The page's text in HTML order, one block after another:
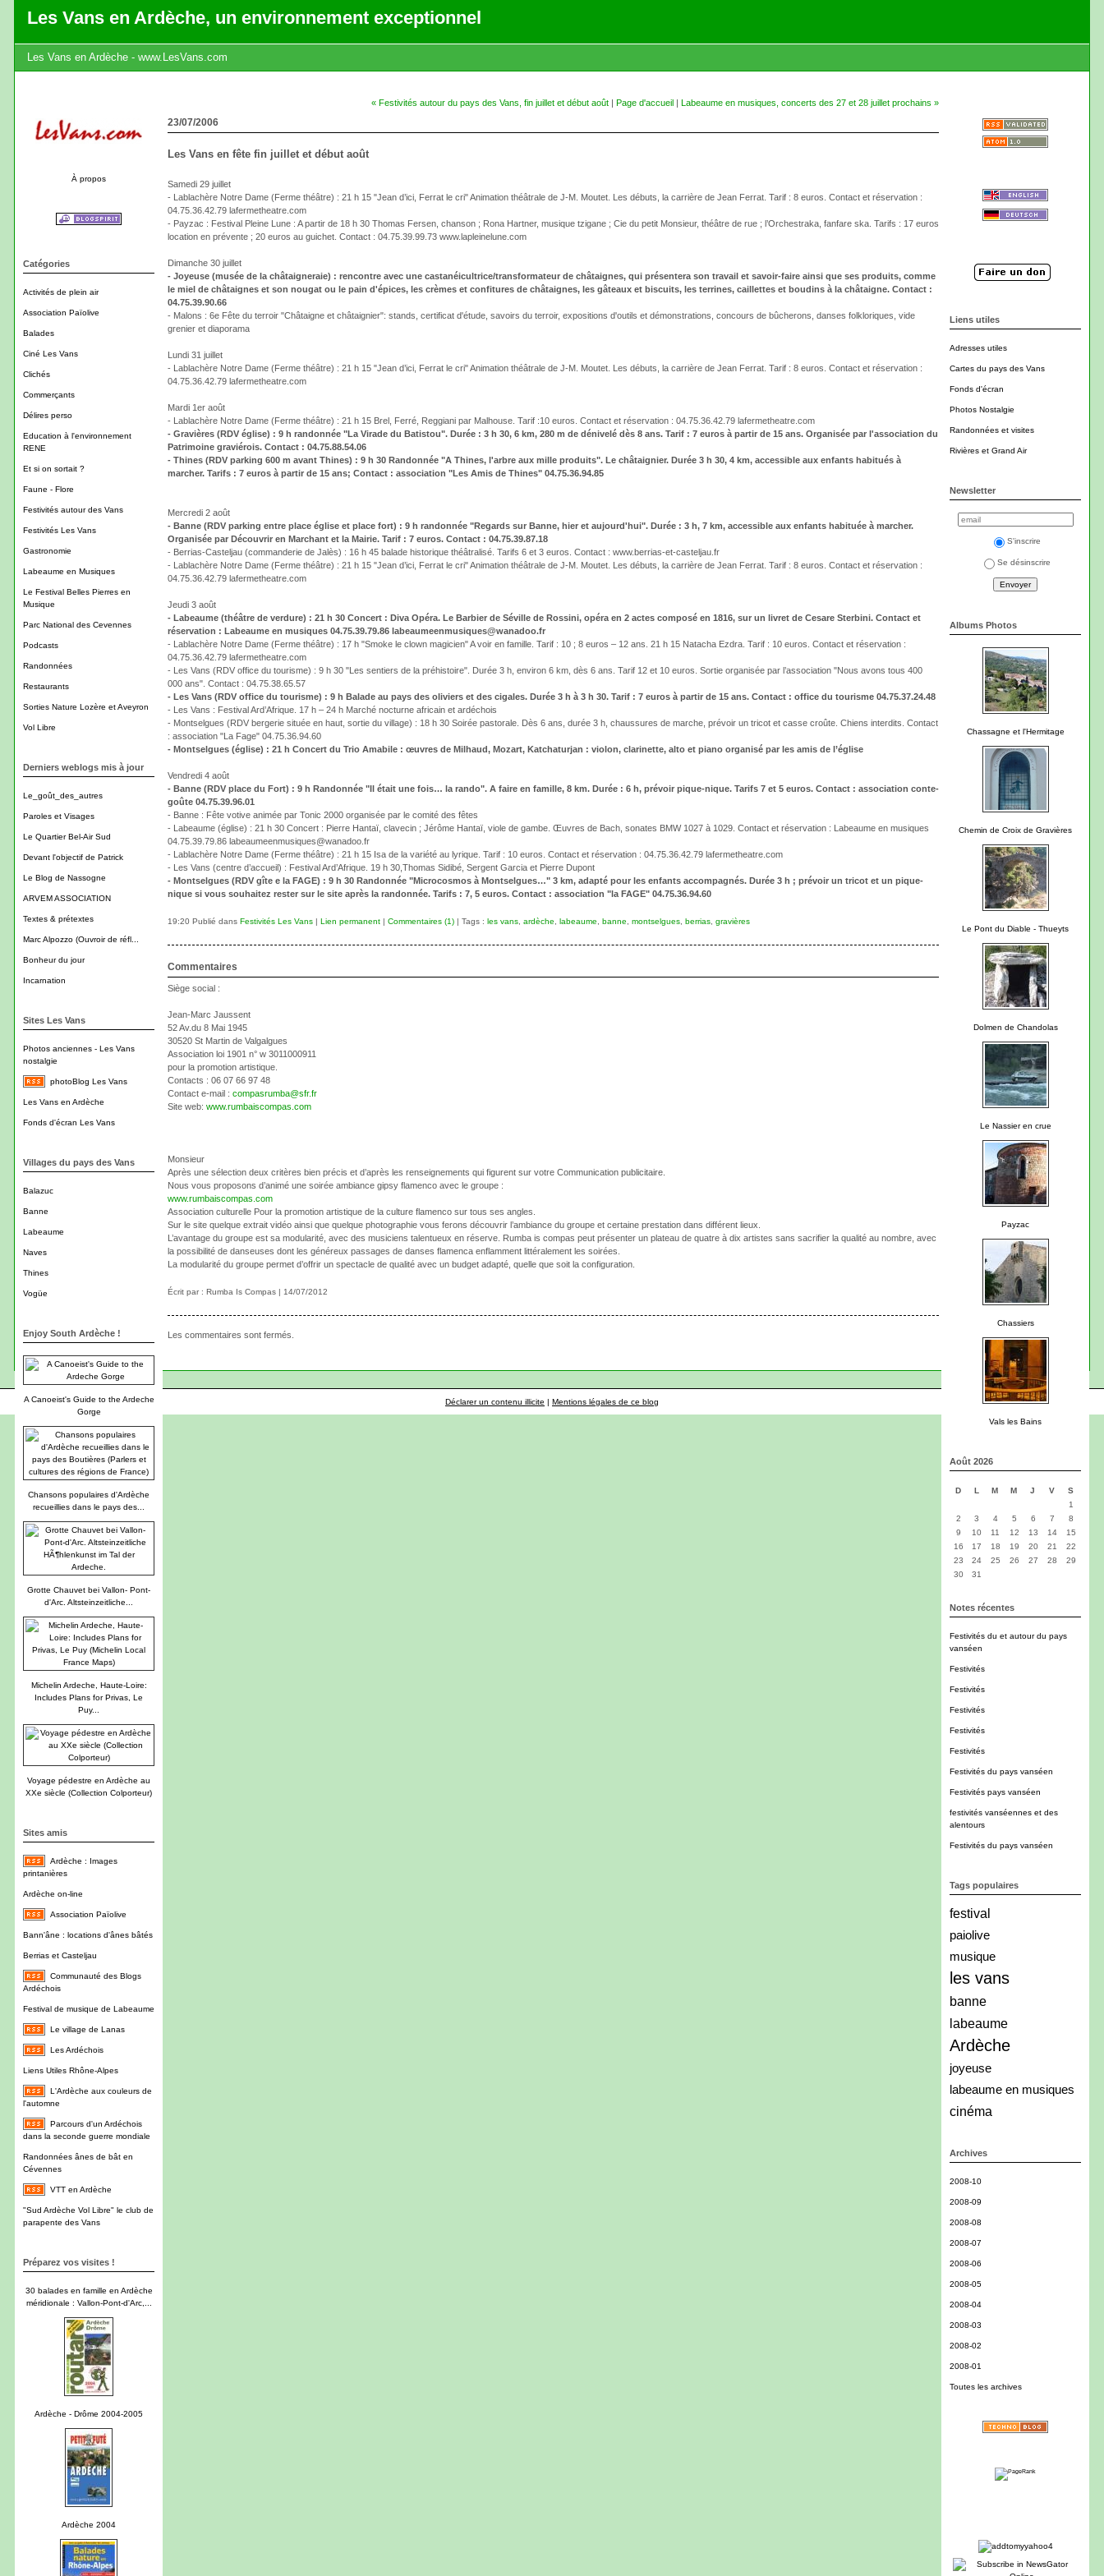
Les Vans en Ardèche, un environnement exceptionnel
Les Vans en Ardèche - www.LesVans.com
À propos
Catégories
Activités de plein air
Association Païolive
Balades
Ciné Les Vans
Clichés
Commerçants
Délires perso
Education à l'environnement
RENE
Et si on sortait ?
Faune - Flore
Festivités autour des Vans
Festivités Les Vans
Gastronomie
Labeaume en Musiques
Le Festival Belles Pierres en
Musique
Parc National des Cevennes
Podcasts
Randonnées
Restaurants
Sorties Nature Lozère et Aveyron
Vol Libre
Derniers weblogs mis à jour
Le_goût_des_autres
Paroles et Visages
Le Quartier Bel-Air Sud
Devant l'objectif de Patrick
Le Blog de Nassogne
ARVEM ASSOCIATION
Textes & prétextes
Marc Alpozzo (Ouvroir de réfl...
Bonheur du jour
Incarnation
Sites Les Vans
Photos anciennes - Les Vans
nostalgie
photoBlog Les Vans
Les Vans en Ardèche
Fonds d'écran Les Vans
Villages du pays des Vans
Balazuc
Banne
Labeaume
Naves
Thines
Vogüe
Enjoy South Ardèche !
A Canoeist's Guide to the Ardeche
Gorge
Chansons populaires d'Ardèche
recueillies dans le pays des...
Grotte Chauvet bei Vallon- Pont-
d'Arc. Altsteinzeitliche...
Michelin Ardeche, Haute-Loire:
Includes Plans for Privas, Le
Puy...
Voyage pédestre en Ardèche au
XXe siècle (Collection Colporteur)
Sites amis
Ardèche : Images
printanières
Ardèche on-line
Association Païolive
Bann'âne : locations d'ânes bâtés
Berrias et Casteljau
Communauté des Blogs
Ardéchois
Festival de musique de Labeaume
Le village de Lanas
Les Ardéchois
Liens Utiles Rhône-Alpes
L'Ardèche aux couleurs de
l'automne
Parcours d'un Ardéchois
dans la seconde guerre mondiale
Randonnées ânes de bât en
Cévennes
VTT en Ardèche
"Sud Ardèche Vol Libre" le club de
parapente des Vans
Préparez vos visites !
30 balades en famille en Ardèche
méridionale : Vallon-Pont-d'Arc,...
Ardèche - Drôme 2004-2005
Ardèche 2004
Liens utiles
Adresses utiles
Cartes du pays des Vans
Fonds d'écran
Photos Nostalgie
Randonnées et visites
Rivières et Grand Air
Newsletter
S'inscrire
Se désinscrire
Albums Photos
Chassagne et l'Hermitage
Chemin de Croix de Gravières
Le Pont du Diable - Thueyts
Dolmen de Chandolas
Le Nassier en crue
Payzac
Chassiers
Vals les Bains
Août 2026
D L M M J V
S
1
2
3 4 5 6 7
8
9
10 11 12 13 14
15
16
17 18 19 20 21
22
23
24 25 26 27 28
29
30
31
Notes récentes
Festivités du et autour du pays
vanséen
Festivités
Festivités
Festivités
Festivités
Festivités
Festivités du pays vanséen
Festivités pays vanséen
festivités vanséennes et des
alentours
Festivités du pays vanséen
Tags populaires
festival
paiolive
musique
les vans
banne
labeaume
Ardèche
joyeuse
labeaume en musiques
cinéma
Archives
2008-10
2008-09
2008-08
2008-07
2008-06
2008-05
2008-04
2008-03
2008-02
2008-01
Toutes les archives
« Festivités autour du pays des Vans, fin juillet et début août | Page d'accueil | Labeaume en musiques, concerts des 27 et 28 juillet prochains »
23/07/2006
Les Vans en fête fin juillet et début août
Samedi 29 juillet
- Lablachère Notre Dame (Ferme théâtre) : 21 h 15 "Jean d’ici, Ferrat le cri" Animation théâtrale de J-M. Moutet. Les débuts, la carrière de Jean Ferrat. Tarif : 8 euros. Contact et réservation :
04.75.36.42.79 lafermetheatre.com
- Payzac : Festival Pleine Lune : A partir de 18 h 30 Thomas Fersen, chanson ; Rona Hartner, musique tzigane ; Cie du petit Monsieur, théâtre de rue ; l’Orchestraka, fanfare ska. Tarifs : 17 euros
location en prévente ; 20 euros au guichet. Contact : 04.75.39.99.73 www.lapleinelune.com
Dimanche 30 juillet
- Joyeuse (musée de la châtaigneraie) : rencontre avec une castanéicultrice/transformateur de châtaignes, qui présentera son travail et savoir-faire ainsi que ses produits, comme
le miel de châtaignes et son nougat ou le pain d'épices, les crèmes et confitures de châtaignes, les gâteaux et biscuits, les terrines, caillettes et boudins à la châtaigne. Contact :
04.75.39.90.66
- Malons : 6e Fête du terroir "Châtaigne et châtaignier": stands, certificat d'étude, savoirs du terroir, expositions d'outils et démonstrations, concours de bûcherons, danses folkloriques, vide
grenier et diaporama
Lundi 31 juillet
- Lablachère Notre Dame (Ferme théâtre) : 21 h 15 "Jean d’ici, Ferrat le cri" Animation théâtrale de J-M. Moutet. Les débuts, la carrière de Jean Ferrat. Tarif : 8 euros. Contact et réservation :
04.75.36.42.79 lafermetheatre.com
Mardi 1er août
- Lablachère Notre Dame (Ferme théâtre) : 21 h 15 Brel, Ferré, Reggiani par Malhouse. Tarif :10 euros. Contact et réservation : 04.75.36.42.79 lafermetheatre.com
- Gravières (RDV église) : 9 h randonnée "La Virade du Batistou". Durée : 3 h 30, 6 km, 280 m de dénivelé dès 8 ans. Tarif : 7 euros à partir de 15 ans. Organisée par l'association du
Patrimoine graviérois. Contact : 04.75.88.54.06
- Thines (RDV parking 600 m avant Thines) : 9 h 30 Randonnée "A Thines, l'arbre aux mille produits". Le châtaignier. Durée 3 h 30, 4 km, accessible aux enfants habitués à
marcher. Tarifs : 7 euros à partir de 15 ans; Contact : association "Les Amis de Thines" 04.75.36.94.85
Mercredi 2 août
- Banne (RDV parking entre place église et place fort) : 9 h randonnée "Regards sur Banne, hier et aujourd'hui". Durée : 3 h, 7 km, accessible aux enfants habituée à marcher.
Organisée par Découvrir en Marchant et la Mairie. Tarif : 7 euros. Contact : 04.75.39.87.18
- Berrias-Casteljau (commanderie de Jalès) : 16 h 45 balade historique théâtralisé. Tarifs 6 et 3 euros. Contact : www.berrias-et-casteljau.fr
- Lablachère Notre Dame (Ferme théâtre) : 21 h 15 "Jean d’ici, Ferrat le cri" Animation théâtrale de J-M. Moutet. Les débuts, la carrière de Jean Ferrat. Tarif : 8 euros. Contact et réservation :
04.75.36.42.79 lafermetheatre.com
Jeudi 3 août
- Labeaume (théâtre de verdure) : 21 h 30 Concert : Diva Opéra. Le Barbier de Séville de Rossini, opéra en 2 actes composé en 1816, sur un livret de Cesare Sterbini. Contact et
réservation : Labeaume en musiques 04.75.39.79.86 labeaumeenmusiques@wanadoo.fr
- Lablachère Notre Dame (Ferme théâtre) : 17 h "Smoke le clown magicien" A voir en famille. Tarif : 10 ; 8 euros – 12 ans. 21 h 15 Natacha Ezdra. Tarif : 10 euros. Contact et réservation :
04.75.36.42.79 lafermetheatre.com
- Les Vans (RDV office du tourisme) : 9 h 30 "Les sentiers de la préhistoire". Durée 3 h, environ 6 km, dès 6 ans. Tarif 12 et 10 euros. Sortie organisée par l’association "Nous avons tous 400
000 ans". Contact : 04.75.38.65.57
- Les Vans (RDV office du tourisme) : 9 h Balade au pays des oliviers et des cigales. Durée 3 h à 3 h 30. Tarif : 7 euros à partir de 15 ans. Contact : office du tourisme 04.75.37.24.48
- Les Vans : Festival Ard’Afrique. 17 h – 24 h Marché nocturne africain et ardéchois
- Montselgues (RDV bergerie située en haut, sortie du village) : 18 h 30 Soirée pastorale. Dès 6 ans, durée 3 h, chaussures de marche, prévoir un tricot et casse croûte. Chiens interdits. Contact
: association "La Fage" 04.75.36.94.60
- Montselgues (église) : 21 h Concert du Trio Amabile : œuvres de Milhaud, Mozart, Katchaturjan : violon, clarinette, alto et piano organisé par les amis de l’église
Vendredi 4 août
- Banne (RDV place du Fort) : 9 h Randonnée "Il était une fois… la rando". A faire en famille, 8 km. Durée : 6 h, prévoir pique-nique. Tarifs 7 et 5 euros. Contact : association conte-
goûte 04.75.39.96.01
- Banne : Fête votive animée par Tonic 2000 organisée par le comité des fêtes
- Labeaume (église) : 21 h 30 Concert : Pierre Hantaï, clavecin ; Jérôme Hantaï, viole de gambe. Œuvres de Bach, sonates BMW 1027 à 1029. Contact et réservation : Labeaume en musiques
04.75.39.79.86 labeaumeenmusiques@wanadoo.fr
- Lablachère Notre Dame (Ferme théâtre) : 21 h 15 Isa de la variété au lyrique. Tarif : 10 euros. Contact et réservation : 04.75.36.42.79 lafermetheatre.com
- Les Vans (centre d’accueil) : Festival Ard’Afrique. 19 h 30,Thomas Sidibé, Sergent Garcia et Pierre Dupont
- Montselgues (RDV gîte e la FAGE) : 9 h 30 Randonnée "Microcosmos à Montselgues…" 3 km, adapté pour les enfants accompagnés. Durée 3 h ; prévoir un tricot et un pique-
nique si vous souhaitez rester sur le site après la randonnée. Tarifs : 7, 5 euros. Contact : association "la FAGE" 04.75.36.94.60
19:20 Publié dans Festivités Les Vans | Lien permanent | Commentaires (1) | Tags : les vans ardèche labeaume banne montselgues berrias gravières
Commentaires
Siège social :
Jean-Marc Jaussent
52 Av.du 8 Mai 1945
30520 St Martin de Valgalgues
Association loi 1901 n° w 3011000911
pour la promotion artistique.
Contacts : 06 07 66 97 48
Contact e-mail : compasrumba@sfr.fr
Site web: www.rumbaiscompas.com
Monsieur
Après une sélection deux critères bien précis et d’après les renseignements qui figurent sur votre Communication publicitaire.
Nous vous proposons d’animé une soirée ambiance gipsy flamenco avec le groupe :
www.rumbaiscompas.com
Association culturelle Pour la promotion artistique de la culture flamenco sur tous ses angles.
Sur le site quelque extrait vidéo ainsi que quelque photographie vous ferons découvrir l’ambiance du groupe et certaine prestation dans différent lieux.
L’avantage du groupe est sa modularité, avec des musiciens talentueux en réserve. Rumba is compas peut présenter un plateau de quatre à dix artistes sans sacrifier la qualité au nombre, avec
la possibilité de danseuses dont les généreux passages de danses flamenca enflamment littéralement les soirées.
La modularité du groupe permet d’offrir un spectacle de qualité avec un budget adapté, quelle que soit la configuration.
Écrit par : Rumba Is Compas | 14/07/2012
Les commentaires sont fermés.
Déclarer un contenu illicite | Mentions légales de ce blog